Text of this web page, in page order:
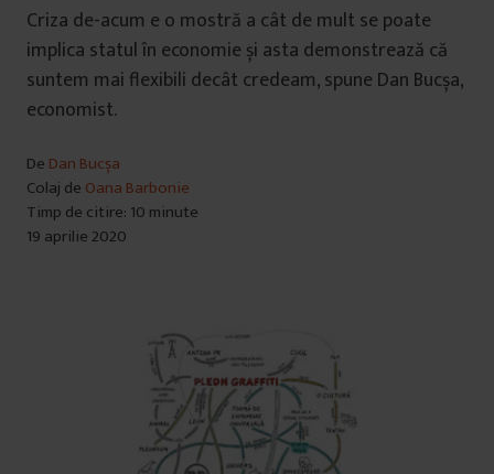
Criza de-acum e o mostră a cât de mult se poate
implica statul în economie și asta demonstrează că
suntem mai flexibili decât credeam, spune Dan Bucșa,
economist.
De Dan Bucșa
Colaj de Oana Barbonie
Timp de citire: 10 minute
19 aprilie 2020